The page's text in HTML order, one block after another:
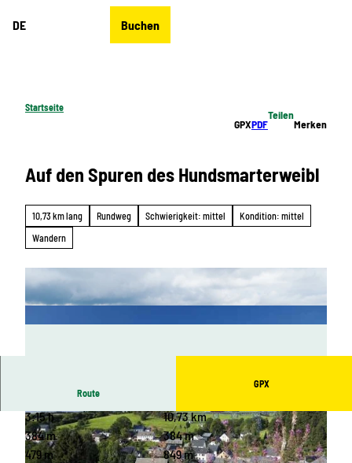
DE Buchen
Startseite
GPXPDF
Teilen
Merken
Auf den Spuren des Hundsmarterweibl
10,73 km lang Rundweg Schwierigkeit: mittel
Kondition: mittel
Wandern
Route
GPX
3:15 h
10,73 km
384 m
384 m
479 m
849 m